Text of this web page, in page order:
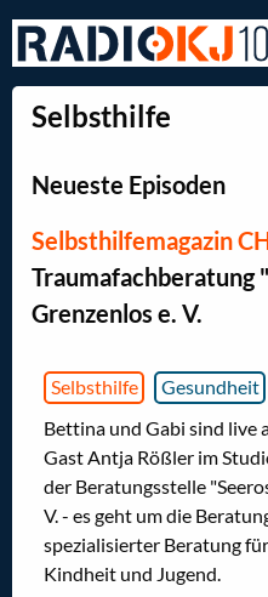
Selbsthilfe
Neueste Episoden
Selbsthilfemagazin
Traumafachberatung
Grenzenlos e. V.
Selbsthilfe Gesundheit
Bettina und Gabi sind live
Gast Antja Rößler im
der Beratungsstelle
V. - es geht um die
spezialisierter Beratung
Kindheit und Jugend.